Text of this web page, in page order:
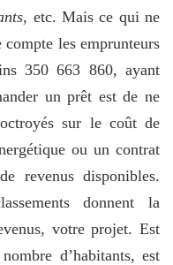
, etc. Mais ce qui ne
les emprunteurs
350 663 860, ayant
un prêt est de ne
sur le coût de
ou un contrat
revenus disponibles.
donnent la
votre projet. Est
d’habitants, est